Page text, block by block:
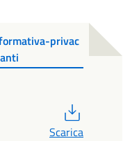
privac
Scarica